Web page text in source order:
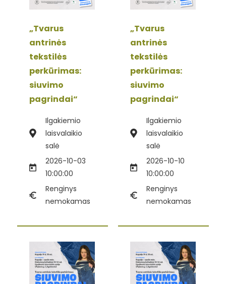
„Tvarus
antrinės
tekstilės
perkūrimas:
siuvimo
pagrindai“
Ilgakiemio
laisvalaikio
salė
2026-10-03
10:00:00
Renginys
nemokamas
„Tvarus
antrinės
tekstilės
perkūrimas:
siuvimo
pagrindai“
Ilgakiemio
laisvalaikio
salė
2026-10-10
10:00:00
Renginys
nemokamas